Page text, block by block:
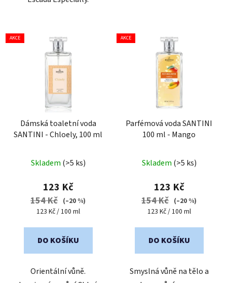
AKCE
Dámská toaletní voda
SANTINI - Chloely, 100 ml
hodnocení
produktu
je
5,0
5
Skladem (>5 ks)
123 Kč
154 Kč (–20 %)
Měrná
123 Kč / 100 ml
DO KOŠÍKU
Orientální vůně.
AKCE
Parfémová voda SANTINI
100 ml - Mango
hodnocení
produktu
je
4,9
5
Skladem (>5 ks)
123 Kč
154 Kč (–20 %)
Měrná
123 Kč / 100 ml
DO KOŠÍKU
Smyslná vůně na tělo a